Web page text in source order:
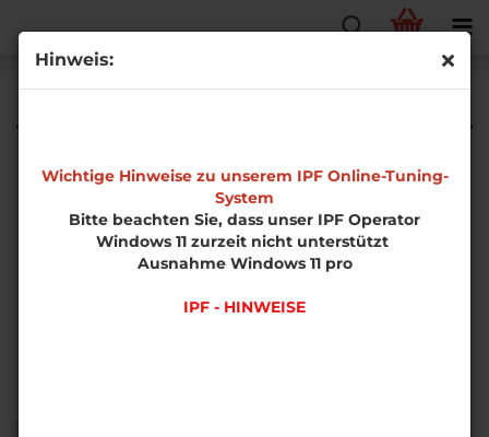
Hinweis:
Wichtige Hinweise zu unserem IPF Online-Tuning-
System
Bitte beachten Sie, dass unser IPF Operator
Windows 11 zurzeit nicht unterstützt
Ausnahme Windows 11 pro
IPF - HINWEISE